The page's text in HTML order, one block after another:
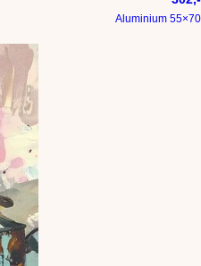
Aluminium 55×70